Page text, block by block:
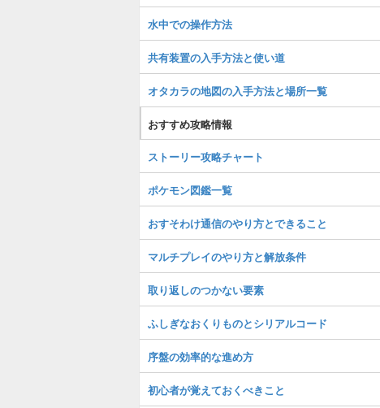
水中での操作方法
共有装置の入手方法と使い道
オタカラの地図の入手方法と場所一覧
おすすめ攻略情報
ストーリー攻略チャート
ポケモン図鑑一覧
おすそわけ通信のやり方とできること
マルチプレイのやり方と解放条件
取り返しのつかない要素
ふしぎなおくりものとシリアルコード
序盤の効率的な進め方
初心者が覚えておくべきこと